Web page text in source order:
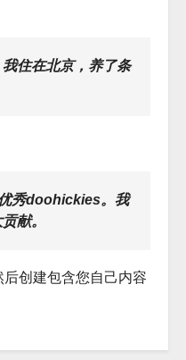
住在北京，养了条
秀doohickies。我
献。
后创建包含您自己内容